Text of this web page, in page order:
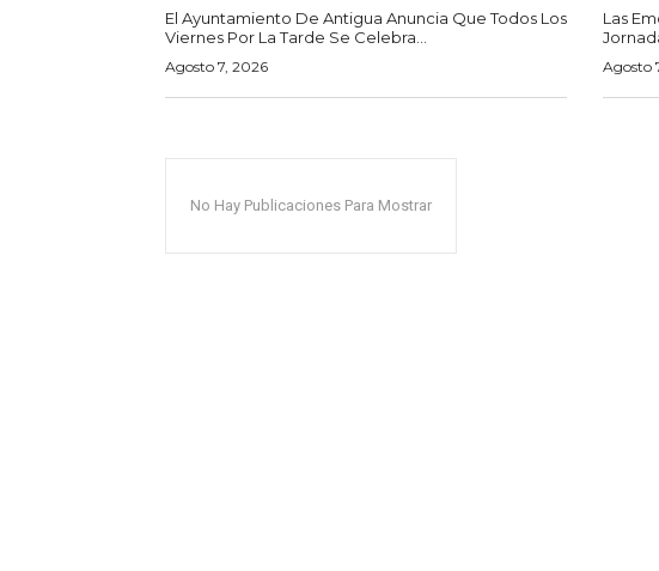
El Ayuntamiento De Antigua Anuncia Que Todos Los
Viernes Por La Tarde Se Celebra...
Agosto 7, 2026
Las
Agosto
No Hay Publicaciones Para Mostrar